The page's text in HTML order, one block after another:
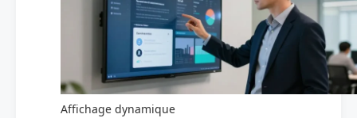
Affichage dynamique